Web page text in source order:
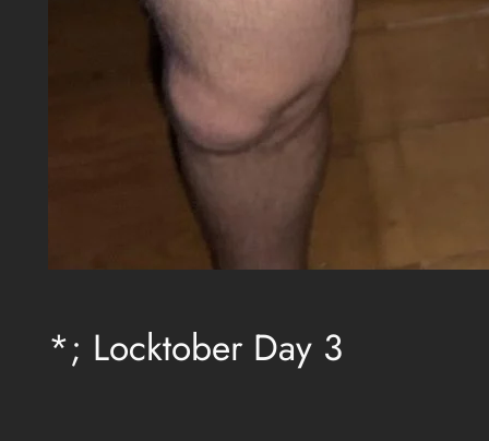
*; Locktober Day 3